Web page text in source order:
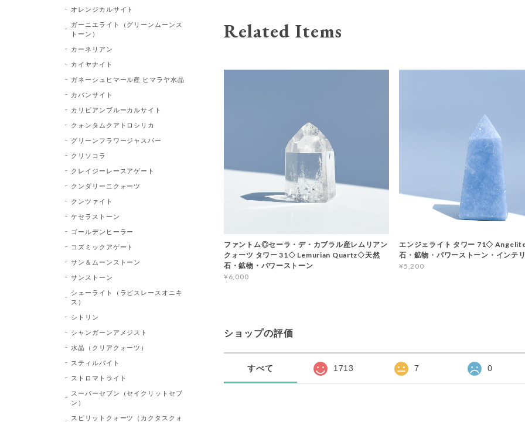
Related Items
ファントム◎セーラ・デ・カブラル産レムリアン
クォーツ タワー 31◇ Lemurian Quartz◇天然
石・鉱物・パワーストーン
¥6,000
エンジェライト タワー 71◇
石・鉱物・パワーストーン・インテ
¥5,200
ショップの評価
すべて 1713 7 0
オレンジカルサイト
ガーニエライト（グリーンムーンス
トーン）
カーネリアン
カイヤナイト
ガネーシュヒマール産 ヒマラヤ水晶
カバンサイト
カリビアンブルーカルサイト
クォンタムクアトロシリカ
グリーンフラワージャスパー
クリソコラ
クレイジーレースアゲート
クンダリーニクォーツ
クンツァイト
ケセラストーン
ゴールデンヒーラー
コズミックアゲート
サン＆ムーンストーン
サンストーン
シェーライト（ラピスレースオニキ
ス）
シトリン
シャンガーンアメジスト
水晶（クリアクォーツ）
スティルバイト
ストロマトライト
スーパーセブン（セイクリットセブ
ン）
スピリットクォーツ（カクタスクォ